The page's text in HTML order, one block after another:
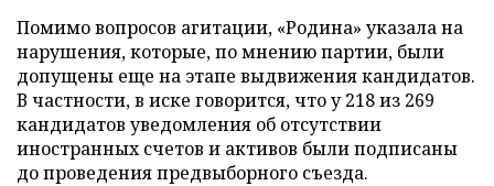
Помимо вопросов агитации, «Родина» указала на
нарушения, которые, по мнению партии, были
допущены еще на этапе выдвижения кандидатов.
В частности, в иске говорится, что у 218 из 269
кандидатов уведомления об отсутствии
иностранных счетов и активов были подписаны
до проведения предвыборного съезда.